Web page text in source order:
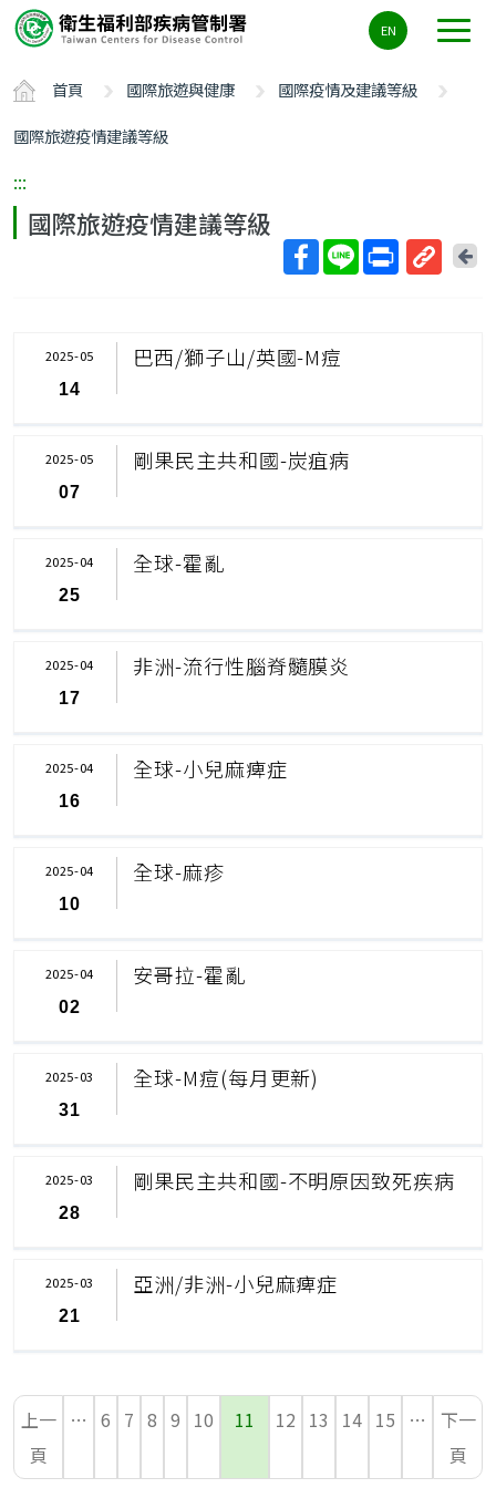
要
容
ALT+C
EN
首頁 國際旅遊與健康
國際疫情及建議等級
國際旅遊疫情建議等級
:::
國際旅遊疫情建議等級
回
巴西/獅子山/英國-M痘
2025-05
14
剛果民主共和國-炭疽病
2025-05
07
全球-霍亂
2025-04
25
非洲-流行性腦脊髓膜炎
2025-04
17
全球-小兒麻痺症
2025-04
16
全球-麻疹
2025-04
10
安哥拉-霍亂
2025-04
02
全球-M痘(每月更新)
2025-03
31
剛果民主共和國-不明原因致死疾病
2025-03
28
亞洲/非洲-小兒麻痺症
2025-03
21
上一
頁
… 6 7 8 9 10 11 12 13 14 15 …
下一
頁